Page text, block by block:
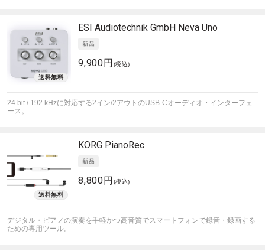
ESI Audiotechnik GmbH Neva Uno
9,900円 (税込)
24 bit / 192 kHzに対応する2イン/2アウトのUSB-Cオーディオ・インターフェ
ース。
KORG PianoRec
8,800円 (税込)
デジタル・ピアノの演奏を手軽かつ高音質でスマートフォンで録音・録画する
ための専用ツール。